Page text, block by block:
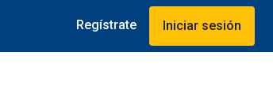
Regístrate Iniciar sesión